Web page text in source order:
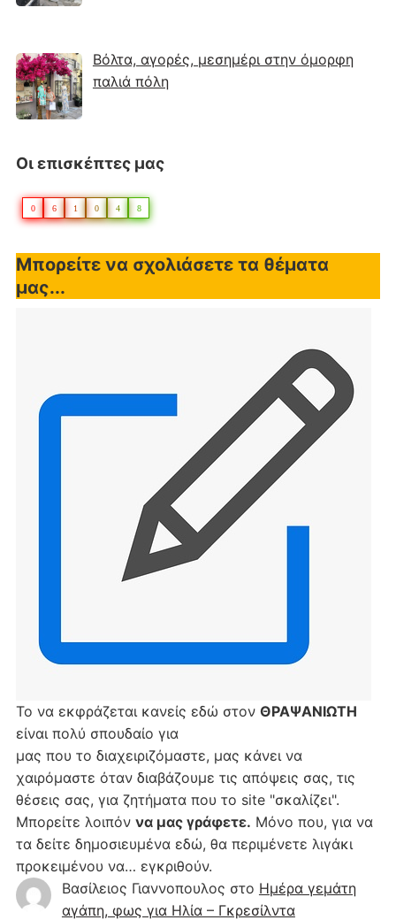
Βόλτα, αγορές, μεσημέρι στην όμορφη
παλιά πόλη
Οι επισκέπτες μας
0 6 1 0 4 8
Μπορείτε να σχολιάσετε τα θέματα
μας...
Το να εκφράζεται κανείς εδώ στον ΘΡΑΨΑΝΙΩΤΗ
είναι πολύ σπουδαίο για
μας που το διαχειριζόμαστε, μας κάνει να
χαιρόμαστε όταν διαβάζουμε τις απόψεις σας, τις
θέσεις σας, για ζητήματα που το site "σκαλίζει".
Μπορείτε λοιπόν να μας γράφετε. Μόνο που, για να
τα δείτε δημοσιευμένα εδώ, θα περιμένετε λιγάκι
προκειμένου να… εγκριθούν.
Βασίλειος Γιαννοπουλος στο Hμέρα γεμάτη
αγάπη, φως για Ηλία – Γκρεσίλντα